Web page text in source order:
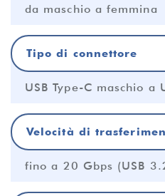
da maschio a femmina
Tipo di connettore
USB Type-C maschio a
Velocità di
fino a 20 Gbps (USB